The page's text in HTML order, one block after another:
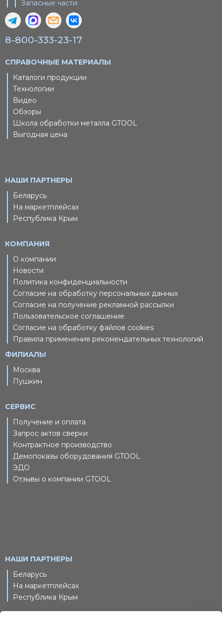
Запасные части
8-800-333-23-17
СПРАВОЧНЫЕ МАТЕРИАЛЫ
Каталоги продукции
Технологии
Видео
Обзоры
Школа обработки металла GTOOL
Выгодная цена
НАШИ ПАРТНЕРЫ
Беларусь
На маркетплейсах
Республика Крым
КОМПАНИЯ
О компании
Новости
Политика конфиденциальности
Согласие на обработку персональных данных
Согласие на получение рекламной рассылки
Пользовательское соглашение
Согласие на обработку файлов cookies
Правила применения рекомендательных технологий
ФИЛИАЛЫ
Москва
Пушкин
СЕРВИС
Получение и оплата
Запрос актов сверки
Контрактное производство
Демопоказы оборудования GTOOL
ЭДО
Отзывы о компании GTOOL
НАШИ ПАРТНЕРЫ
Беларусь
На маркетплейсах
Республика Крым